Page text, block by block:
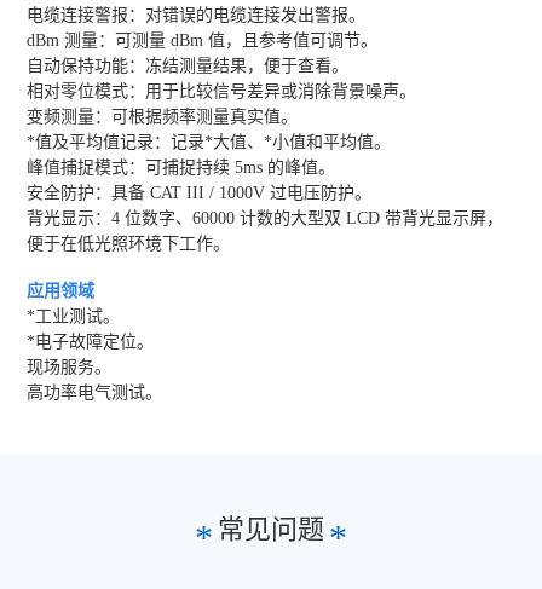
电缆连接警报：对错误的电缆连接发出警报。
dBm 测量：可测量 dBm 值，且参考值可调节。
自动保持功能：冻结测量结果，便于查看。
相对零位模式：用于比较信号差异或消除背景噪声。
变频测量：可根据频率测量真实值。
*值及平均值记录：记录*大值、*小值和平均值。
峰值捕捉模式：可捕捉持续 5ms 的峰值。
安全防护：具备 CAT III / 1000V 过电压防护。
背光显示：4 位数字、60000 计数的大型双 LCD 带背光显示屏，
便于在低光照环境下工作。
应用领域
*工业测试。
*电子故障定位。
现场服务。
高功率电气测试。
* 常见问题 *